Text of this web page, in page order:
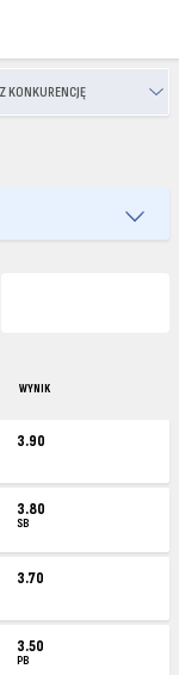
WYNIK
3.90
3.80
SB
3.70
3.50
PB